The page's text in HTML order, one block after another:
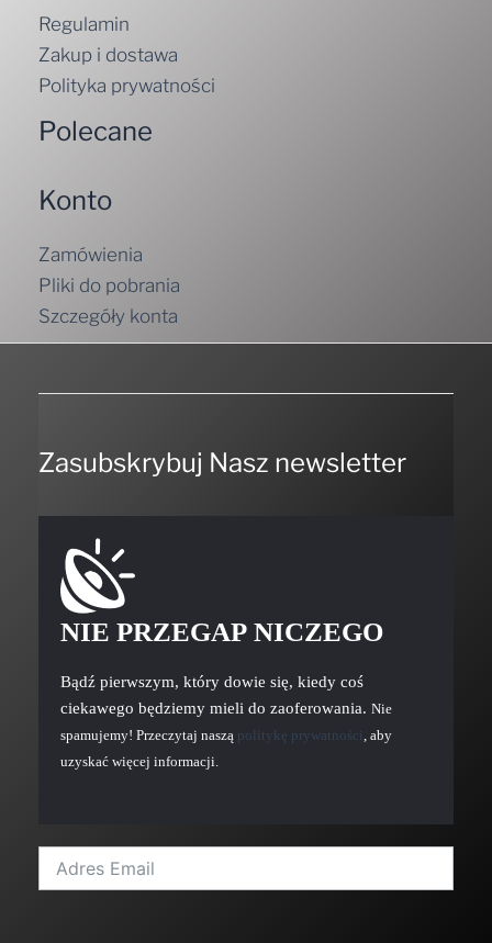
Regulamin
Zakup i dostawa
Polityka prywatności
Polecane
Konto
Zamówienia
Pliki do pobrania
Szczegóły konta
Zasubskrybuj Nasz newsletter
NIE PRZEGAP NICZEGO
Bądź pierwszym, który dowie się, kiedy coś
ciekawego będziemy mieli do zaoferowania. Nie
spamujemy! Przeczytaj naszą politykę prywatności, aby
uzyskać więcej informacji.